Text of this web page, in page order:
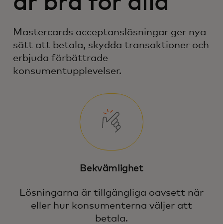
Mastercards acceptanslösningar ger nya
sätt att betala, skydda transaktioner och
erbjuda förbättrade
konsumentupplevelser.
Bekvämlighet
Lösningarna är tillgängliga oavsett när
eller hur konsumenterna väljer att
betala.